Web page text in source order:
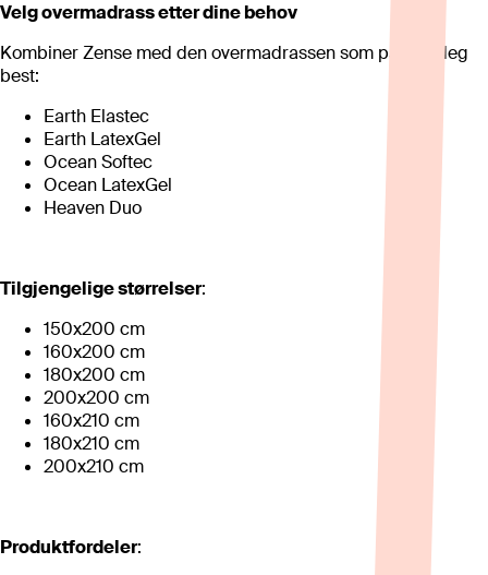
Velg overmadrass etter dine behov
Kombiner Zense med den overmadrassen som passer deg
best:
Earth Elastec
Earth LatexGel
Ocean Softec
Ocean LatexGel
Heaven Duo
Tilgjengelige størrelser:
150x200 cm
160x200 cm
180x200 cm
200x200 cm
160x210 cm
180x210 cm
200x210 cm
Produktfordeler: